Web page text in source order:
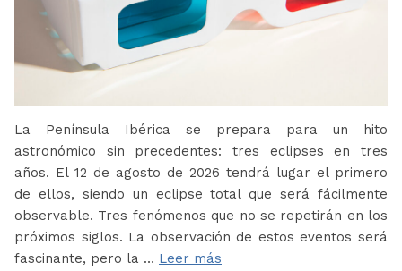
La Península Ibérica se prepara para un hito
astronómico sin precedentes: tres eclipses en tres
años. El 12 de agosto de 2026 tendrá lugar el primero
de ellos, siendo un eclipse total que será fácilmente
observable. Tres fenómenos que no se repetirán en los
próximos siglos. La observación de estos eventos será
fascinante, pero la … Leer más